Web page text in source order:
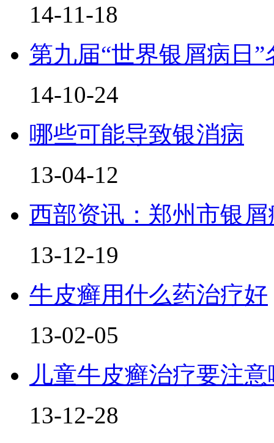
14-11-18
第九届“世界银屑病日”
14-10-24
哪些可能导致银消病
13-04-12
西部资讯：郑州市银
13-12-19
牛皮癣用什么药治疗好
13-02-05
儿童牛皮癣治疗要注
13-12-28